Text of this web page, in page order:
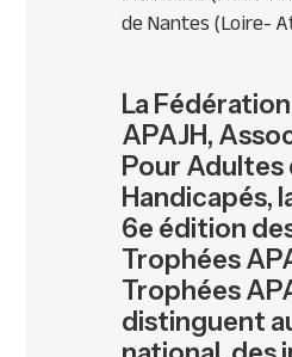
de Nantes (Loire-
La
APAJH,
Pour Adultes
Handicapés,
6e édition
Trophées
Trophées
distinguent